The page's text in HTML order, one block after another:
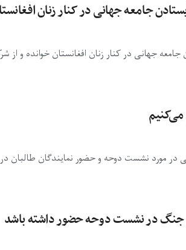
جامعه جهانی در کنار زنان
جهانی در کنار زنان افغانستان خوانده و از
در مورد نشست دوحه و حضور نمایندگان
جنگ در نشست دوحه حضور داشته باشد